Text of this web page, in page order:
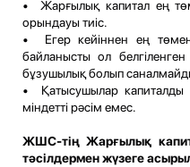
• Жарғылық капитал ең
орындауы тиіс.
• Егер кейіннен ең
байланысты ол
бұзушылық болып
• Қатысушылар капиталды
міндетті рәсім емес.
ЖШС-тің Жарғылық
тәсілдермен жүзеге